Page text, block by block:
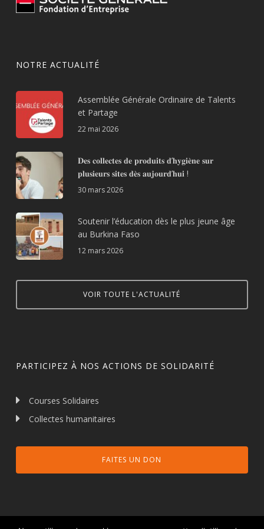
NOTRE ACTUALITÉ
Assemblée Générale Ordinaire de Talents
et Partage
22 mai 2026
𝐃𝐞𝐬 𝐜𝐨𝐥𝐥𝐞𝐜𝐭𝐞𝐬 𝐝𝐞 𝐩𝐫𝐨𝐝𝐮𝐢𝐭𝐬 𝐝’𝐡𝐲𝐠𝐢𝐞̀𝐧𝐞 𝐬𝐮𝐫
𝐩𝐥𝐮𝐬𝐢𝐞𝐮𝐫𝐬 𝐬𝐢𝐭𝐞𝐬 𝐝𝐞̀𝐬 𝐚𝐮𝐣𝐨𝐮𝐫𝐝’𝐡𝐮𝐢 !
30 mars 2026
Soutenir l’éducation dès le plus jeune âge
au Burkina Faso
12 mars 2026
VOIR TOUTE L'ACTUALITÉ
PARTICIPEZ À NOS ACTIONS DE SOLIDARITÉ
Courses Solidaires
Collectes humanitaires
FAITES UN DON